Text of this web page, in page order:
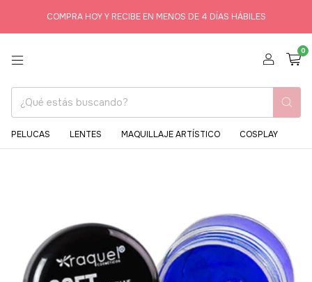
COMPRA HOY Y RECIBE EN MENOS DE 4 DÍAS HÁBILES
0
PELUCAS LENTES MAQUILLAJE ARTÍSTICO COSPLAY